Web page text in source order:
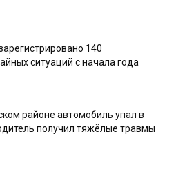
140
ситуаций с начала года
районе автомобиль упал в
получил тяжёлые травмы